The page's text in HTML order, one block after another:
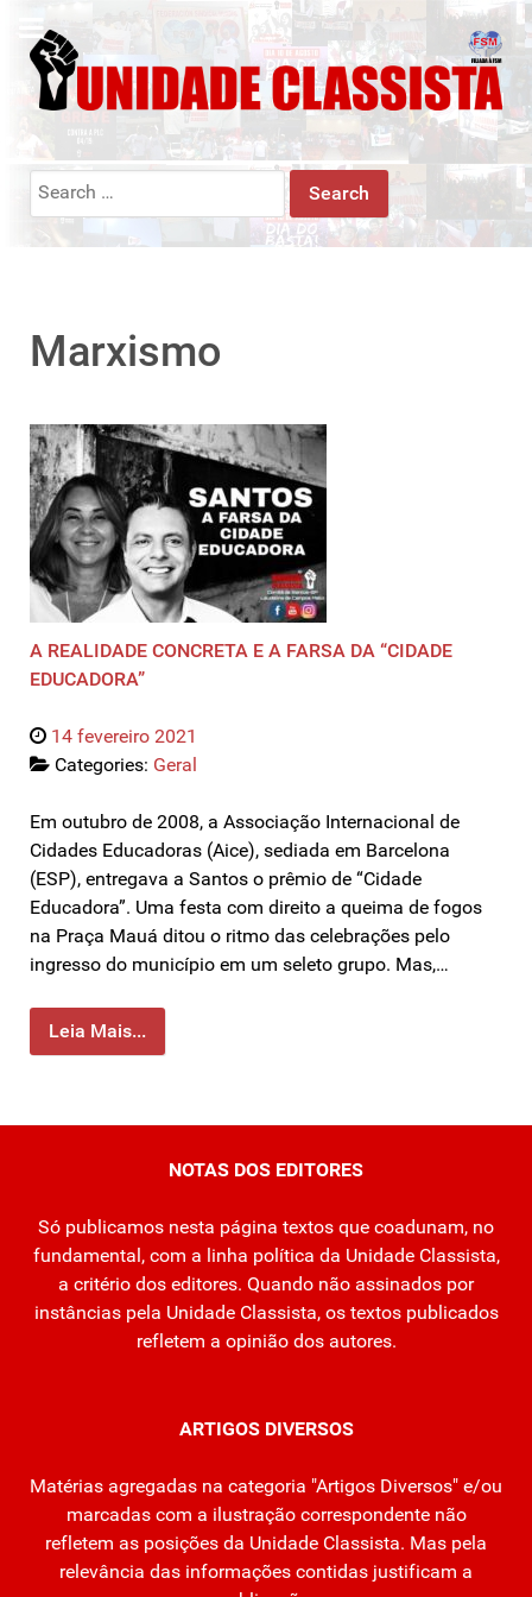
Search
Marxismo
A REALIDADE CONCRETA E A FARSA DA “CIDADE
EDUCADORA”
14 fevereiro 2021
Categories: Geral
Em outubro de 2008, a Associação Internacional de
Cidades Educadoras (Aice), sediada em Barcelona
(ESP), entregava a Santos o prêmio de “Cidade
Educadora”. Uma festa com direito a queima de fogos
na Praça Mauá ditou o ritmo das celebrações pelo
ingresso do município em um seleto grupo. Mas,…
Leia Mais...
NOTAS DOS EDITORES
Só publicamos nesta página textos que coadunam, no
fundamental, com a linha política da Unidade Classista,
a critério dos editores. Quando não assinados por
instâncias pela Unidade Classista, os textos publicados
refletem a opinião dos autores.
ARTIGOS DIVERSOS
Matérias agregadas na categoria "Artigos Diversos" e/ou
marcadas com a ilustração correspondente não
refletem as posições da Unidade Classista. Mas pela
relevância das informações contidas justificam a